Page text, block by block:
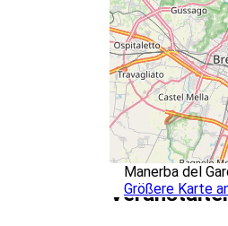
Manerba del
Größere Karte